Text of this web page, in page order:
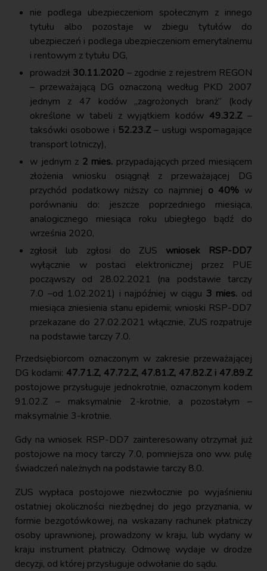
nie podlega ubezpieczeniom społecznym z innego
tytułu albo pozostaje w zbiegu tytułów do
ubezpieczeń i podlega ubezpieczeniom emerytalnemu
i rentowym z tytułu DG,
prowadził 30.11.2020 – zgodnie z rejestrem REGON
– przeważającą DG oznaczoną według PKD 2007
jednym z 47 kodów „zagrożonych branż” (kody
określone w tabeli z wyjątkiem kodów 49.32.Z–
taksówki osobowe i 52.23.Z– usługi wspomagające
transport lotniczy),
w jednym z 2 mies. przypadających przed miesiącem
złożenia wniosku osiągnął z przeważającej DG
przychód podatkowy niższy co najmniej o 40% w
porównaniu do: jeszcze poprzedniego miesiąca,
analogicznego miesiąca roku ubiegłego bądź do
września 2020,
zgłosił lub zgłosi do ZUS wniosek RSP-DD7
wyłącznie w postaci elektronicznej przez PUE
począwszy od 28.02.2021 (na podstawie tarczy
7.0 –od 1.02.2021) i najpóźniej w ciągu 3 mies. od
miesiąca zniesienia stanu epidemii; wnioski RSP-DD7
przekazane do 27.02.2021 włącznie, ZUS rozpatruje
na podstawie tarczy 7.0.
Przedsiębiorcom oznaczonym w zakresie przeważającej
DG kodami: 47.71.Z, 47.72.Z, 47.81.Z, 47.82.Z i 47.89.Z
postojowe przysługuje jednokrotnie, oznaczonym kodem
91.02.Z – maksymalnie 2-krotnie, a pozostałym –
maksymalnie 3-krotnie.
Gdy na wniosek RSP-DD7 zainteresowany otrzymał już
postojowe na mocy tarczy 7.0, pomniejsza ono ww. pulę
świadczeń należnych na podstawie tarczy 8.0.
ZUS wypłaca postojowe niezwłocznie po wyjaśnieniu
ostatniej okoliczności niezbędnej do jego przyznania, w
formie bezgotówkowej, na wskazany rachunek płatniczy
osoby uprawnionej, prowadzony w kraju, lub wydany w
kraju instrument płatniczy. Odmowę wydaje w drodze
decyzji, od której przysługuje odwołanie do sądu.